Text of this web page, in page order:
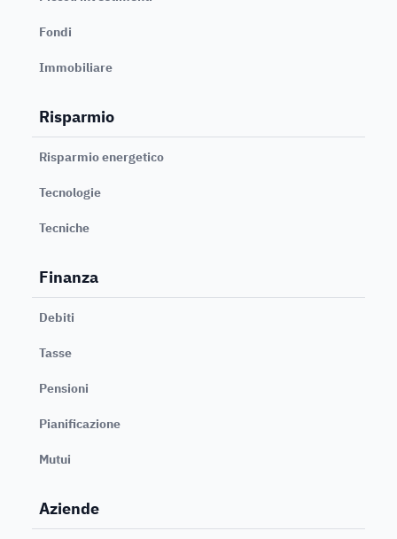
Fondi
Immobiliare
Risparmio
Risparmio energetico
Tecnologie
Tecniche
Finanza
Debiti
Tasse
Pensioni
Pianificazione
Mutui
Aziende